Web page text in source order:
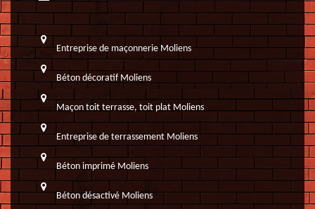
Entreprise de maçonnerie Moliens
Béton décoratif Moliens
Maçon toit terrasse, toit plat Moliens
Entreprise de terrassement Moliens
Béton imprimé Moliens
Béton désactivé Moliens